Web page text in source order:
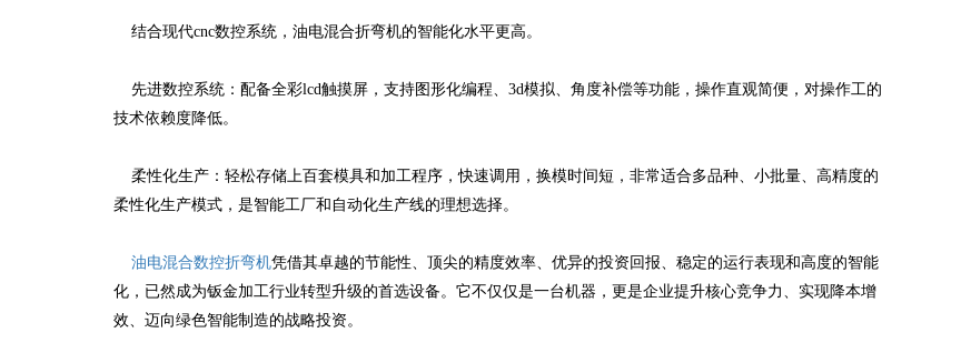
结合现代cnc数控系统，油电混合折弯机的智能化水平更高。
先进数控系统：配备全彩lcd触摸屏，支持图形化编程、3d模拟、角度补偿等功能，操作直观简便，对操作工的
技术依赖度降低。
柔性化生产：轻松存储上百套模具和加工程序，快速调用，换模时间短，非常适合多品种、小批量、高精度的
柔性化生产模式，是智能工厂和自动化生产线的理想选择。
油电混合数控折弯机凭借其卓越的节能性、顶尖的精度效率、优异的投资回报、稳定的运行表现和高度的智能
化，已然成为钣金加工行业转型升级的首选设备。它不仅仅是一台机器，更是企业提升核心竞争力、实现降本增
效、迈向绿色智能制造的战略投资。